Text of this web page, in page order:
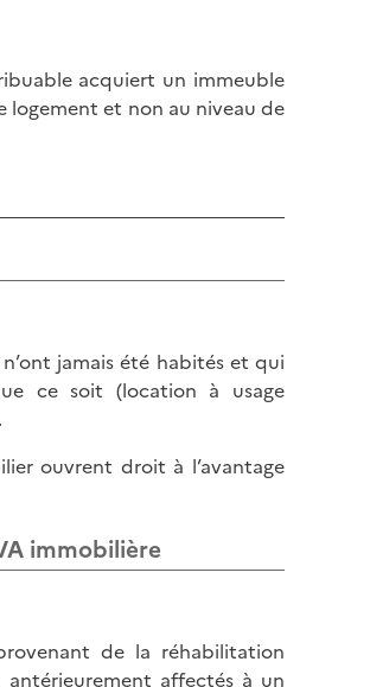
acquiert un immeuble
et non au niveau de
jamais été habités et qui
ce soit (location à usage
ouvrent droit à l’avantage
immobilière
de la réhabilitation
affectés à un